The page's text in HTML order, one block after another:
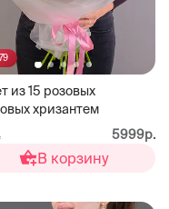
из 15 розовых
хризантем
5999р.
В корзину